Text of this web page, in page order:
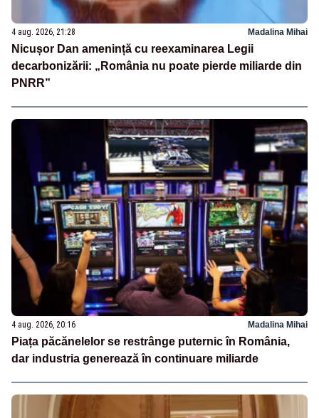
4 aug. 2026, 21:28 Madalina Mihai
Nicușor Dan amenință cu reexaminarea Legii
decarbonizării: „România nu poate pierde miliarde din
PNRR”
4 aug. 2026, 20:16 Madalina Mihai
Piața păcănelelor se restrânge puternic în România,
dar industria generează în continuare miliarde